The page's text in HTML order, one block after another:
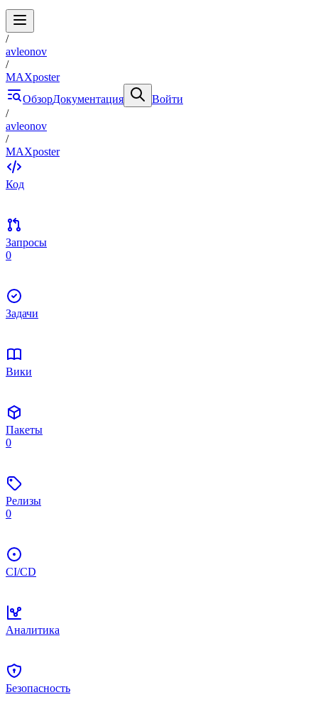
/
avleonov
/
MAXposter
ОбзорДокументация
Войти
/
avleonov
/
MAXposter
Код
Запросы
0
Задачи
Вики
Пакеты
0
Релизы
0
CI/CD
Аналитика
Безопасность